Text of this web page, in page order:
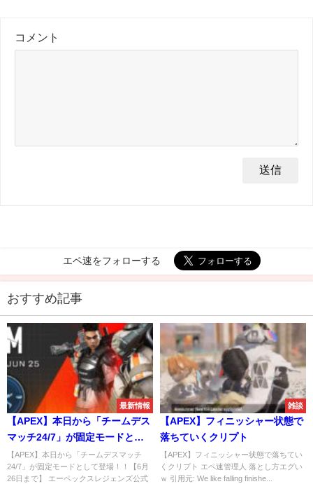
コメント
エペ速をフォローする
おすすめ記事
最新情報
【APEX】本日から「チームデス
マッチ24/7」が固定モードとし
て登場！！【6月26日まで】
【APEX】本日から「チームデスマッチ
24/7」が固定モードとして登場！！【6月
26日まで】 エーペックスレジェンズ公式
雑談
【APEX】フィニッシャー状態で
落ちていくクリプト
【APEX】フィニッシャー状態で落ちてい
くクリプト エペ速管理人 落とし方エグい
ｗ 引用元: We like falling finishe...